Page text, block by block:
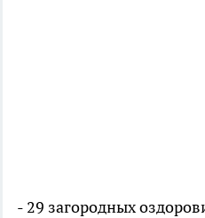
- 29 загородных